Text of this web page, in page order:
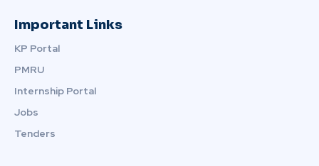
Important Links
KP Portal
PMRU
Internship Portal
Jobs
Tenders